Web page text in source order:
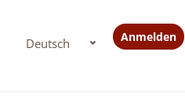
Anmelden